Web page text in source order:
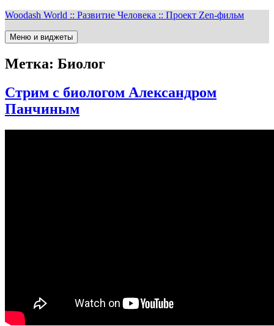
Перейти
содержимому
Woodash World :: Развитие Человека :: Проект Zen-фильм
Меню и виджеты
Метка: Биолог
Стрим с биологом Александром
Панчиным